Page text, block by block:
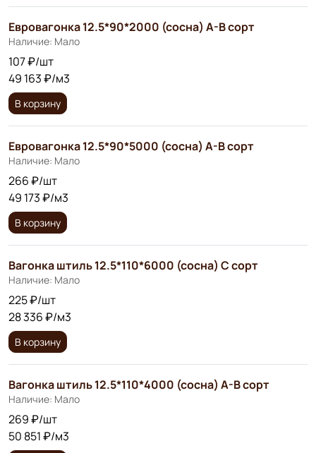
Евровагонка 12.5*90*2000 (сосна) А-В сорт
Наличие: Мало
107 ₽/шт
49 163 ₽/м3
В корзину
Евровагонка 12.5*90*5000 (сосна) А-В сорт
Наличие: Мало
266 ₽/шт
49 173 ₽/м3
В корзину
Вагонка штиль 12.5*110*6000 (сосна) С сорт
Наличие: Мало
225 ₽/шт
28 336 ₽/м3
В корзину
Вагонка штиль 12.5*110*4000 (сосна) А-В сорт
Наличие: Мало
269 ₽/шт
50 851 ₽/м3